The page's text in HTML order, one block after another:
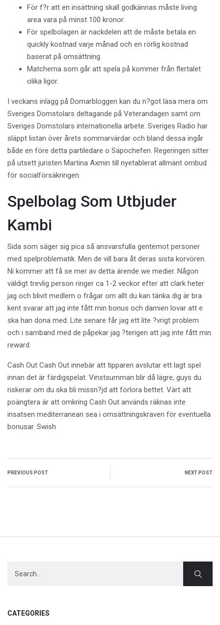
CATEGORIES
För f?r att en insättning skall godkännas måste living
area vara på minst 100 kronor.
För spelbolagen är nackdelen att de måste betala en
quickly kostnad varje månad och en rörlig kostnad
baserat på omsättning.
Matcherna som går att spela på kommer från flertalet
olika ligor.
I veckans inlägg på Domarbloggen kan du n?got läsa mera om
Sveriges Domstolars deltagande på Veterandagen samt om
Sveriges Domstolars internationella arbete. Sveriges Radio har
släppt listan över årets sommarvärdar och bland dessa ingår
både en före detta partiledare o Säpochefen. Regeringen sitter
på utsett juristen Martina Axmin till nyetablerat allmänt ombud
för socialförsäkringen.
Spelbolag Som Utbjuder
Kambi
Sida som säger sig pica så ansvarsfulla gentemot personer
med spelproblematik. Men de vill bara åt deras sista korvören.
Ni kommer att få se mer av detta ärende we medier. Någon
väldigt trevlig person ringer ca 1-2 veckor efter att clark heter
jag och blivit medlem o frågar om allt du kan tänka dig är bra
kent svarar att jag inte fått min bonus och damien lovar att e
ska han dona med. Lite senare får jag ett lite ?vrigt problem
och i samband med de påpekar jag ?terigen att jag inte fått min
reward.
Cash Out Cash Out innebär att tipparen avslutar ett lagt spel
innan det är färdigspelat. Vinstsumman blir då lägre, guys du
riskerar om du ska bli missn?jd att förlora bettet. Värt att
poängtera är att omkring Cash Out används räknas inte
insatsen mediterranean sea i omsättningskraven för eventuella
bonusar. Swish
PREVIOUS POST NEXT POST